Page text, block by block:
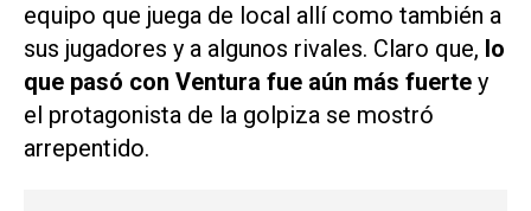
equipo que juega de local allí como también a
sus jugadores y a algunos rivales. Claro que, lo
que pasó con Ventura fue aún más fuerte y
el protagonista de la golpiza se mostró
arrepentido.